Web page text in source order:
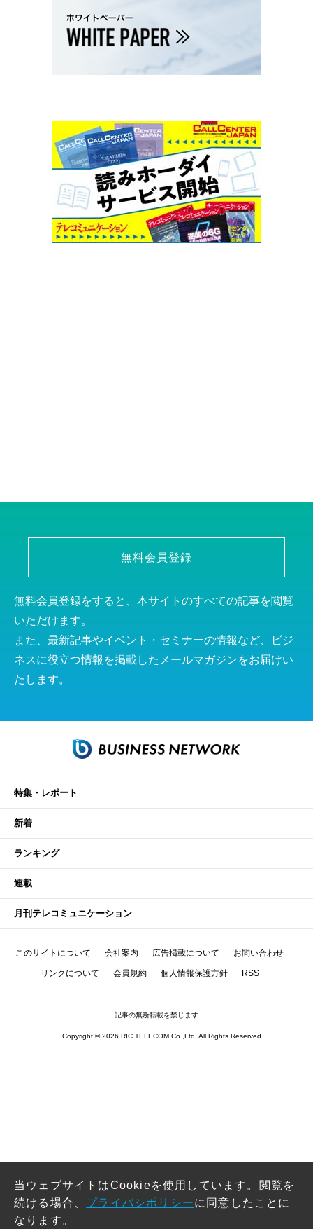
無料会員登録
無料会員登録をすると、本サイトのすべての記事を閲覧
いただけます。
また、最新記事やイベント・セミナーの情報など、ビジ
ネスに役立つ情報を掲載したメールマガジンをお届けい
たします。
特集・レポート
新着
ランキング
連載
月刊テレコミュニケーション
このサイトについて 会社案内 広告掲載について お問い合わせ
リンクについて 会員規約 個人情報保護方針 RSS
記事の無断転載を禁じます
Copyright © 2026 RIC TELECOM Co.,Ltd. All Rights Reserved.
当ウェブサイトはCookieを使用しています。閲覧を
続ける場合、 プライバシポリシーに同意したことに
なります。